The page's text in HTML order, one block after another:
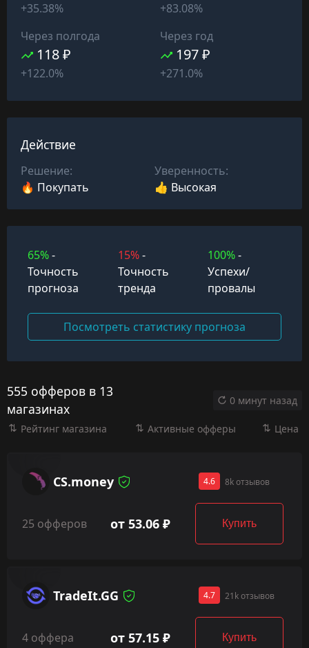
+35.38%
+83.08%
Через полгода
118 ₽
+122.0%
Через год
197 ₽
+271.0%
Действие
Решение:
🔥 Покупать
Уверенность:
👍 Высокая
65%-
Точность
прогноза
15%-
Точность
тренда
100%-
Успехи/
провалы
Посмотреть статистику прогноза
555 офферов в 13
магазинах
0 минут назад
Рейтинг магазина Активные офферы Цена
CS.money 4.6 8k отзывов
25 офферов от 53.06 ₽ Купить
TradeIt.GG 4.7 21k отзывов
4 оффера от 57.15 ₽ Купить